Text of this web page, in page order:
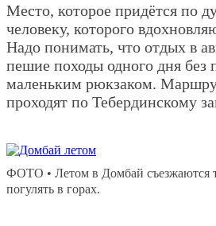
Место, которое придётся по
человеку, которого
Надо понимать, что отдых в
пешие походы одного дня без
маленьким рюкзаком.
проходят по Тебердинскому
ФОТО • Летом в Домбай съезжаются
погулять в горах.